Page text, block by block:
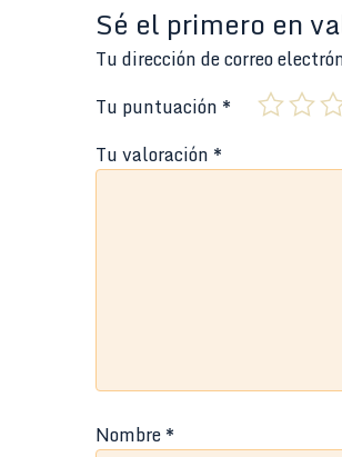
Sé el primero en
Tu dirección de correo
Tu puntuación *
Tu valoración *
Nombre*